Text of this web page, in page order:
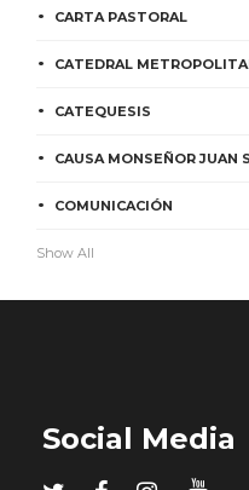
CARTA PASTORAL
CATEDRAL
CATEQUESIS
CAUSA MONSEÑOR JUAN
COMUNICACIÓN
Show All
Social Media